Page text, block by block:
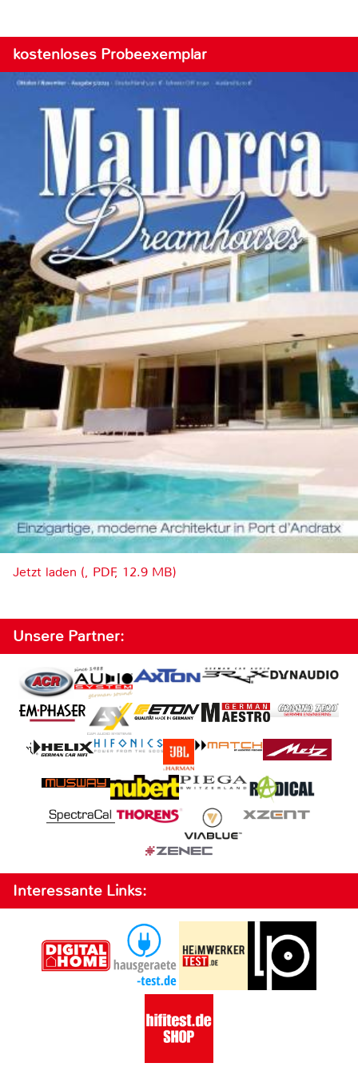
kostenloses Probeexemplar
Jetzt laden (, PDF, 12.9 MB)
Unsere Partner:
Interessante Links: